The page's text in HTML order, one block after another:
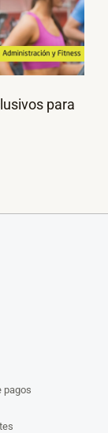
para
pagos